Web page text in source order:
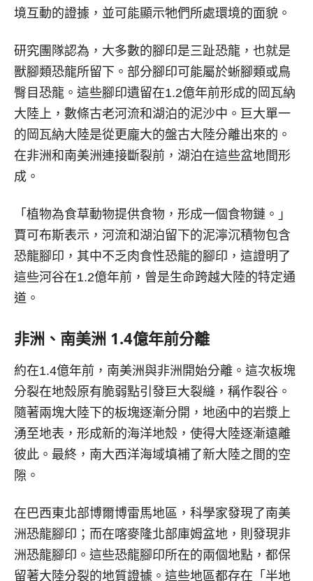
境互動的證據，並可能顯示牠們所處環境的面貌。
研究團隊認為，大多數的腳印是三趾恐龍，也就是
獸腳類恐龍所留下。部分腳印可能屬於蜥腳類或鳥
臀目恐龍。這些腳印遺留在1.2億年前形成的岡瓦納
大陸上，數條古老河流和湖泊的泥沙中。巨大單一
的岡瓦納大陸是從更龐大的盤古大陸分離出來的。
在非洲和南美洲連接斷裂前，湖泊在這些盆地間形
成。
「植物為食草動物提供食物，形成一個食物鏈。」
賈可布斯表示，河流和湖泊留下的泥濘沉積物包含
恐龍腳印，其中不乏肉食性恐龍的腳印，這證明了
這些河谷在1.2億年前，曾是生命跨越大陸的特定通
道。
非洲、南美洲 1.4億年前分離
約在1.4億年前，南美洲與非洲開始分離。這次板塊
分裂在地殼原有脆弱點引發巨大裂縫，稱作裂谷。
隨著兩塊大陸下的板塊逐漸分開，地函中的岩漿上
湧至地表，形成新的海洋地殼，使得大陸逐漸遠離
彼此。最終，南大西洋海域填補了新大陸之間的空
隙。
在巴西東北部博爾博雷馬地區，科學家發現了南美
洲恐龍腳印；而在喀麥隆北部庫姆盆地，則發現非
洲恐龍腳印。這些恐龍腳印所在的兩個地點，都保
留著大陸分裂的地質證據。這些地區都存在「半地